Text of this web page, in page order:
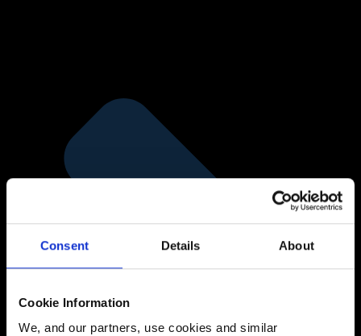
Consent Details About
Cookie Information
We, and our partners, use cookies and similar